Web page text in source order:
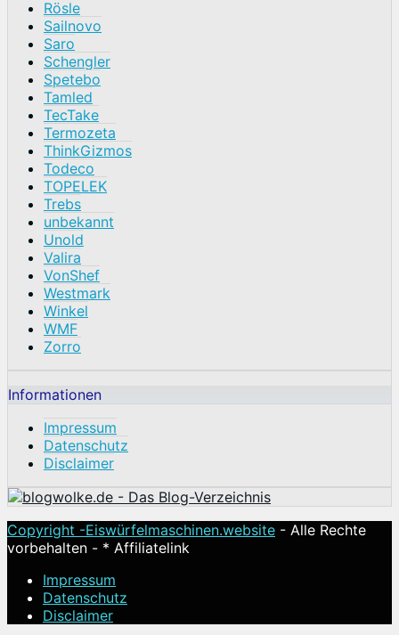
Rösle
Sailnovo
Saro
Schengler
Spetebo
Tamled
TecTake
Termozeta
ThinkGizmos
Todeco
TOPELEK
Trebs
unbekannt
Unold
Valira
VonShef
Westmark
Winkel
WMF
Zorro
Informationen
Impressum
Datenschutz
Disclaimer
Copyright -Eiswürfelmaschinen.website - Alle Rechte
vorbehalten - * Affiliatelink
Impressum
Datenschutz
Disclaimer